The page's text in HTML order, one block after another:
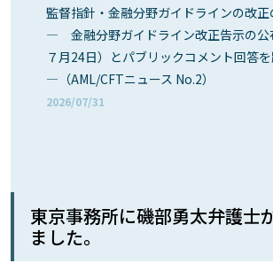
監督指針・金融分野ガイドラインの改正
― 金融分野ガイドライン改正告示の公
７月24日）とパブリックコメント回答
―（AML/CFTニュース No.2）
2026/07/31
東京事務所に磯部勇太弁護士
ました。